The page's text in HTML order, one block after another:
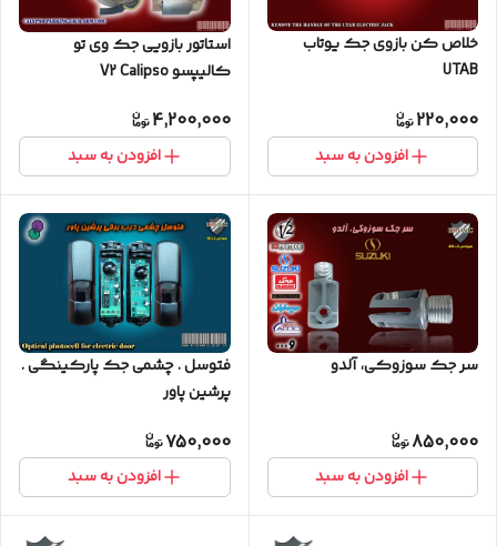
خلاص کن بازوی جک یوتاب
UTAB
220,000
افزودن به سبد
استاتور بازویی جک وی تو
کالیپسو V2 Calipso
4,200,000
افزودن به سبد
سر جک سوزوکی، آلدو
850,000
افزودن به سبد
فتوسل . چشمی جک پارکینگی .
پرشین پاور
750,000
افزودن به سبد